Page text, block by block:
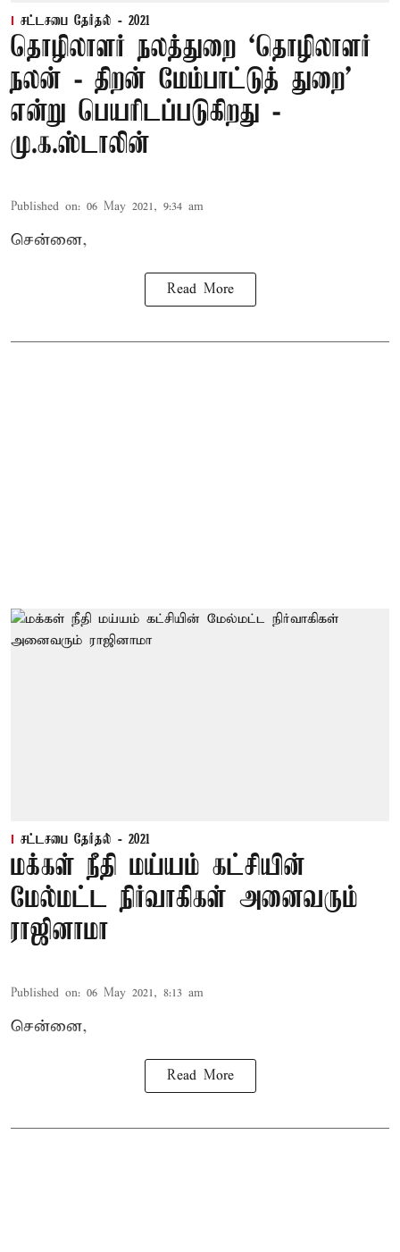
சட்டசபை தேர்தல் - 2021
தொழிலாளர் நலத்துறை ‘தொழிலாளர்
நலன் - திறன் மேம்பாட்டுத் துறை’
என்று பெயரிடப்படுகிறது -
மு.க.ஸ்டாலின்
Published on: 06 May 2021, 9:34 am
சென்னை,
Read More
சட்டசபை தேர்தல் - 2021
மக்கள் நீதி மய்யம் கட்சியின்
மேல்மட்ட நிர்வாகிகள் அனைவரும்
ராஜினாமா
Published on: 06 May 2021, 8:13 am
சென்னை,
Read More